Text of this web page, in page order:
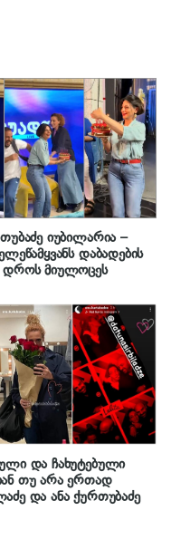
იუბილარია –
დაბადების
დროს მიულოცეს
და ჩახუტებული
თუ არა ერთად
და ანა ქურთუბაძე